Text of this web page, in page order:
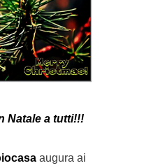
Natale a tutti!!!
augura ai